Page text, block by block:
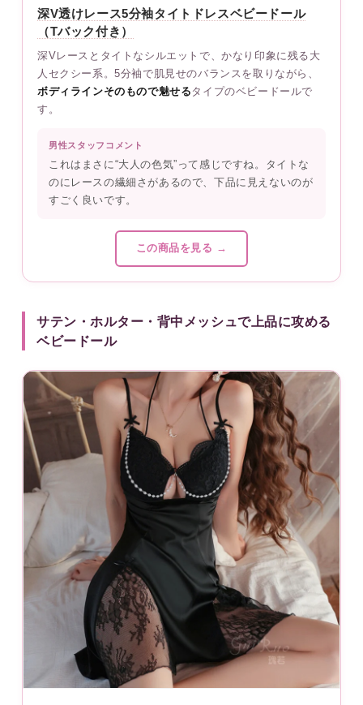
深V透けレース5分袖タイトドレスベビードール
（Tバック付き）
深Vレースとタイトなシルエットで、かなり印象に残る大
人セクシー系。5分袖で肌見せのバランスを取りながら、
ボディラインそのもので魅せる タイプのベビードールで
す。
男性スタッフコメント
これはまさに“大人の色気”って感じですね。タイトな
のにレースの繊細さがあるので、下品に見えないのが
すごく良いです。
この商品を見る →
サテン・ホルター・背中メッシュで上品に攻める
ベビードール